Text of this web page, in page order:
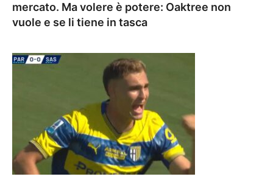
mercato. Ma volere è potere: Oaktree non
vuole e se li tiene in tasca